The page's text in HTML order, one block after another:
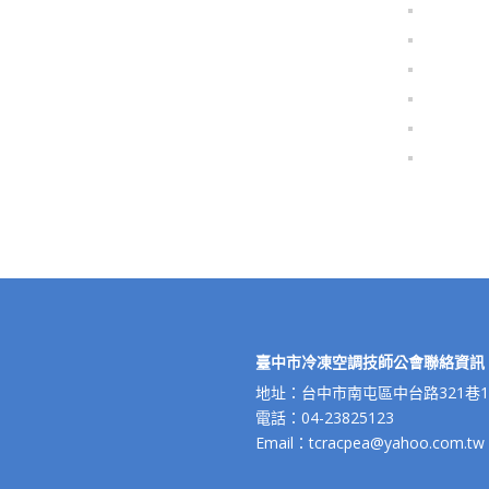
臺中市冷凍空調技師公會聯絡資訊
地址：台中市南屯區中台路321巷
電話：04-23825123
Email：tcracpea@yahoo.com.tw